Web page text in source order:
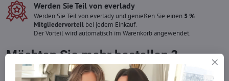
Werden Sie Teil von everlady
Werden Sie Teil von everlady und genießen Sie einen 5 %
Mitgliedervorteil bei jedem Einkauf.
Der Vorteil wird automatisch im Warenkorb angewendet.
Möchten Sie mehr bestellen ?
Zögern Sie nicht, uns zu kontaktieren, wir füllen die Ware für Sie